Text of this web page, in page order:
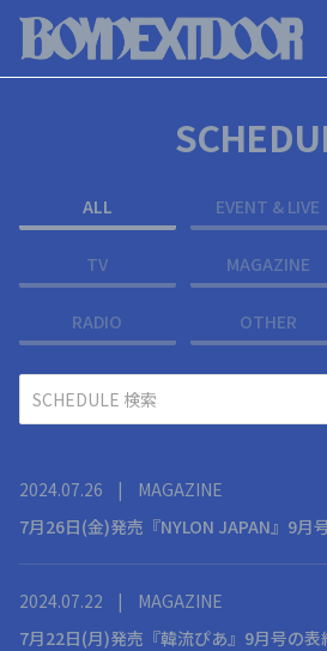
ALL EVENT & LIVE
TV MAGAZINE
RADIO OTHER
2024.07.26 |
MAGAZINE
7月26日(金)発売『NYLON JAPAN』9月
2024.07.22 |
MAGAZINE
7月22日(月)発売『韓流ぴあ』9月号の表